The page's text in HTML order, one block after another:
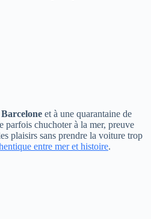
et à une quarantaine de
parfois chuchoter à la mer, preuve
plaisirs sans prendre la voiture trop
entre mer et histoire.